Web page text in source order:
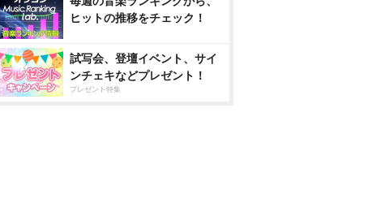
ヒットの推移をチェック！
試写会、登壇イベント、サイ
ンチェキなどプレゼント！
プレゼント特集